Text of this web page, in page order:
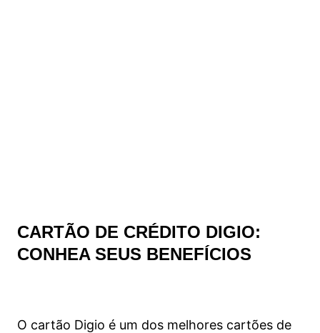
CARTÃO DE CRÉDITO DIGIO:
CONHEA SEUS BENEFÍCIOS
O cartão Digio é um dos melhores cartões de